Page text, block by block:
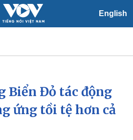
English
Xã hội
Tin 24h
Dự báo thời tiết
Biển Đỏ tác động
ứng tồi tệ hơn cả